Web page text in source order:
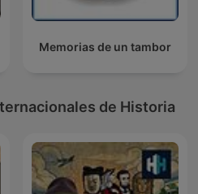
Memorias de un tambor
de Historia